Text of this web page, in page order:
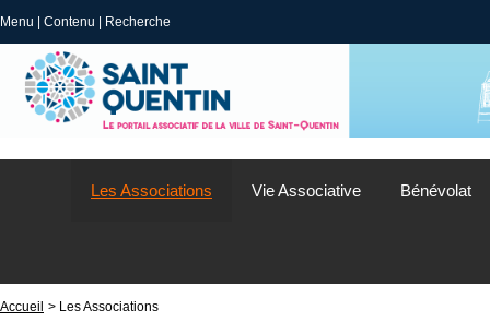
Menu Contenu Recherche
Les Associations Vie Associative Bénévolat
Accueil > Les Associations